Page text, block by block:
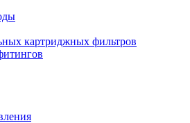
картриджных фильтров